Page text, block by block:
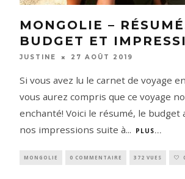
MONGOLIE –
BUDGET ET
JUSTINE 27 AOÛT 2019
Si vous avez lu le carnet de voyage
vous aurez compris que ce voyage
enchanté! Voici le résumé, le budget
nos impressions suite à... PLUS...
MONGOLIE 0 COMMENTAIRE 372 VUES